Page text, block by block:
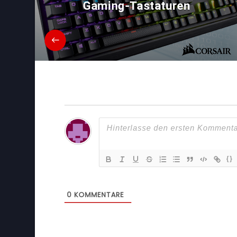
Gaming-Tastaturen
{}
0 KOMMENTARE